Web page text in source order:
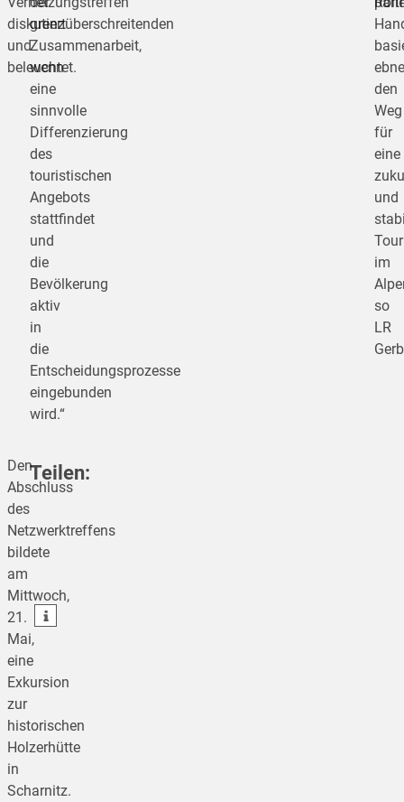
diskutiert
und
beleuchtet.
grenzüberschreitenden
Zusammenarbeit,
wenn
eine
sinnvolle
Differenzierung
des
touristischen
Angebots
stattfindet
und
die
Bevölkerung
aktiv
in
die
Entscheidungsprozesse
eingebunden
wird.“
den
Weg
für
eine
und
im
so
LR
Den
Abschluss
des
Netzwerktreffens
bildete
am
Mittwoch,
21.
Mai,
eine
Exkursion
zur
historischen
Holzerhütte
in
Scharnitz.
Teilen:
teilen
teilen